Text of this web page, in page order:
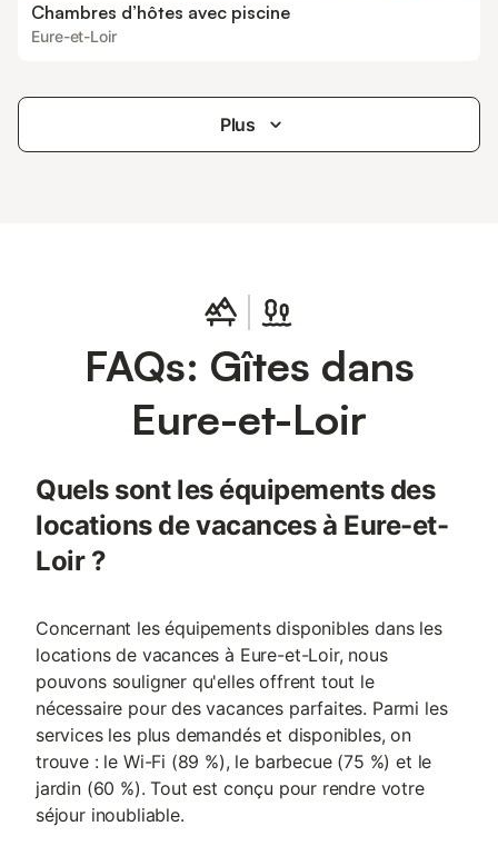
Chambres d’hôtes avec piscine
Eure-et-Loir
Plus
FAQs: Gîtes dans
Eure-et-Loir
Quels sont les équipements des
locations de vacances à Eure-et-
Loir ?
Concernant les équipements disponibles dans les
locations de vacances à Eure-et-Loir, nous
pouvons souligner qu'elles offrent tout le
nécessaire pour des vacances parfaites. Parmi les
services les plus demandés et disponibles, on
trouve : le Wi-Fi (89 %), le barbecue (75 %) et le
jardin (60 %). Tout est conçu pour rendre votre
séjour inoubliable.